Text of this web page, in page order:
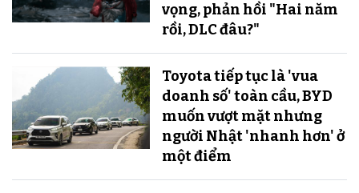
vọng, phản hồi "Hai năm
rồi, DLC đâu?"
Toyota tiếp tục là 'vua
doanh số' toàn cầu, BYD
muốn vượt mặt nhưng
người Nhật 'nhanh hơn' ở
một điểm